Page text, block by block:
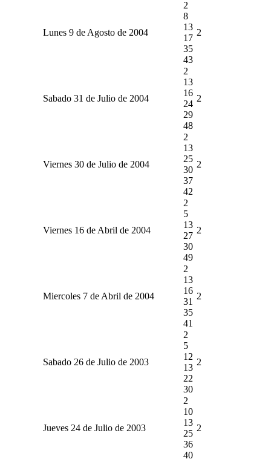
Lunes 9 de Agosto de 2004
2
8
13
17
35
43
2
Sabado 31 de Julio de 2004
2
13
16
24
29
48
2
Viernes 30 de Julio de 2004
2
13
25
30
37
42
2
Viernes 16 de Abril de 2004
2
5
13
27
30
49
2
Miercoles 7 de Abril de 2004
2
13
16
31
35
41
2
Sabado 26 de Julio de 2003
2
5
12
13
22
30
2
Jueves 24 de Julio de 2003
2
10
13
25
36
40
2